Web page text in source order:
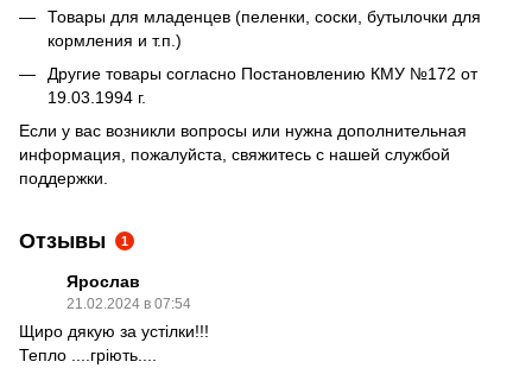
Товары для младенцев (пеленки, соски, бутылочки для
кормления и т.п.)
Другие товары согласно Постановлению КМУ №172 от
19.03.1994 г.
Если у вас возникли вопросы или нужна дополнительная
информация, пожалуйста, свяжитесь с нашей службой
поддержки.
Отзывы 1
Ярослав
21.02.2024 в 07:54
Щиро дякую за устілки!!!
Тепло ....гріють....